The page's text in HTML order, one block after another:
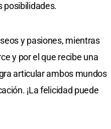
posibilidades.
y pasiones, mientras
y por el que recibe una
articular ambos mundos
¡La felicidad puede